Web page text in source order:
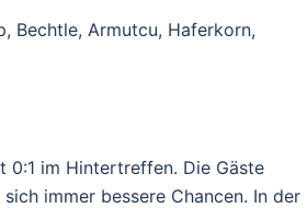
Bechtle, Armutcu, Haferkorn,
0:1 im Hintertreffen. Die Gäste
immer bessere Chancen. In der